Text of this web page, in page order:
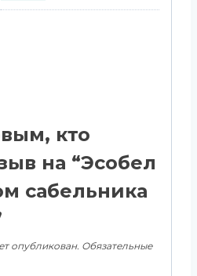
кто
на “Эсобел
сабельника
опубликован. Обязательные